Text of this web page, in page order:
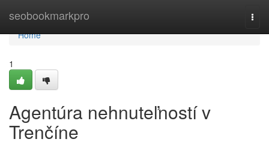
seobookmarkpro
Home
Home
1
Agentúra nehnuteľností v
Trenčíne